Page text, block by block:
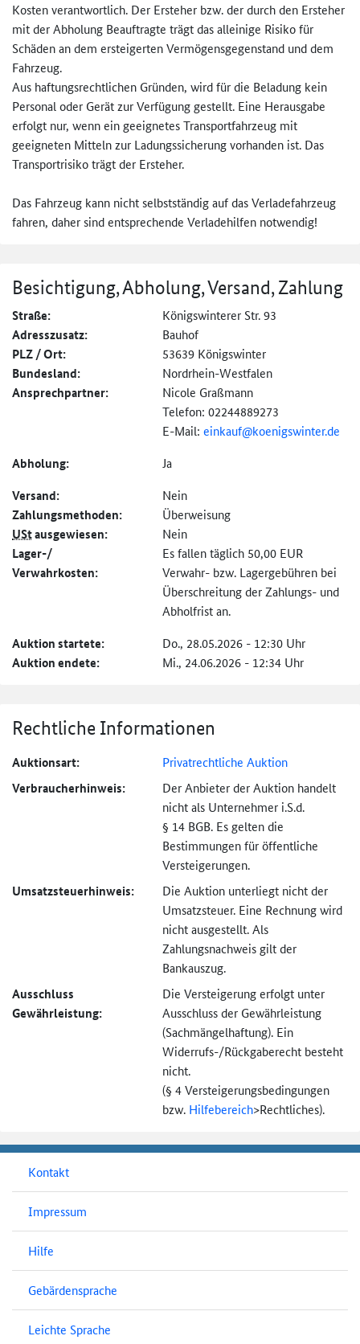
Kosten verantwortlich. Der Ersteher bzw. der durch den Ersteher
mit der Abholung Beauftragte trägt das alleinige Risiko für
Schäden an dem ersteigerten Vermögensgegenstand und dem
Fahrzeug.
Aus haftungsrechtlichen Gründen, wird für die Beladung kein
Personal oder Gerät zur Verfügung gestellt. Eine Herausgabe
erfolgt nur, wenn ein geeignetes Transportfahrzeug mit
geeigneten Mitteln zur Ladungssicherung vorhanden ist. Das
Transportrisiko trägt der Ersteher.
Das Fahrzeug kann nicht selbstständig auf das Verladefahrzeug
fahren, daher sind entsprechende Verladehilfen notwendig!
Besichtigung, Abholung, Versand, Zahlung
Straße: Königswinterer Str. 93
Adresszusatz: Bauhof
PLZ / Ort: 53639 Königswinter
Bundesland: Nordrhein-Westfalen
Ansprechpartner:
Nicole Graßmann
Telefon: 02244889273
E-Mail: einkauf@koenigswinter.de
Abholung: Ja
Versand: Nein
Zahlungs­methoden: Überweisung
UStausgewiesen: Nein
Lager-/
Verwahrkosten:
Es fallen täglich 50,00 EUR
Verwahr- bzw. Lagergebühren bei
Überschreitung der Zahlungs- und
Abholfrist an.
Auktion startete: Do., 28.05.2026 - 12:30 Uhr
Auktion endete: Mi., 24.06.2026 - 12:34 Uhr
Rechtliche Informationen
Auktionsart: Privatrechtliche Auktion
Verbraucher­hinweis:
Der Anbieter der Auktion handelt
nicht als Unternehmer i.S.d.
§ 14 BGB. Es gelten die
Bestimmungen für öffentliche
Versteigerungen.
Umsatzsteuer­hinweis:
Die Auktion unterliegt nicht der
Umsatzsteuer. Eine Rechnung wird
nicht ausgestellt. Als
Zahlungsnachweis gilt der
Bankauszug.
Ausschluss
Gewährleistung:
Die Versteigerung erfolgt unter
Ausschluss der Gewährleistung
(Sachmängel­haftung). Ein
Widerrufs-/Rückgaberecht besteht
nicht.
(§ 4 Versteigerungs­bedingungen
bzw. Hilfebereich>Rechtliches).
Kontakt
Impressum
Hilfe
Gebärdensprache
Leichte Sprache